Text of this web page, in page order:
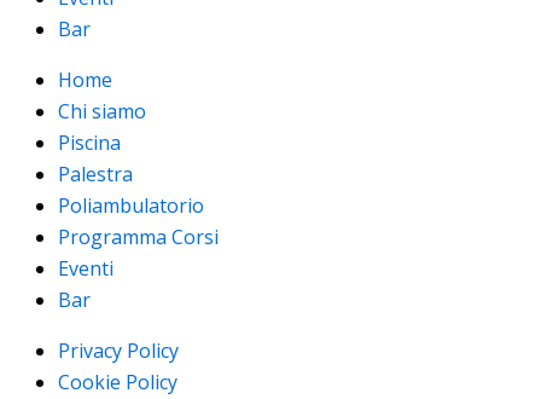
Bar
Home
Chi siamo
Piscina
Palestra
Poliambulatorio
Programma Corsi
Eventi
Bar
Privacy Policy
Cookie Policy